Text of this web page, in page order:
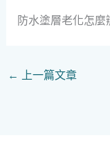
防水塗層老化怎
← 上一篇文章